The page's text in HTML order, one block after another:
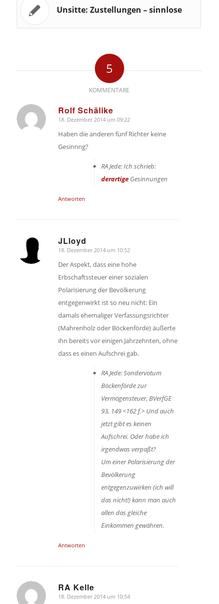
Unsitte: Zustellungen – sinnlose
5
KOMMENTARE
Rolf Schälike
sagte:
18. Dezember 2014 um 09:22
Haben die anderen fünf Richter keine
Gesinnng?
RA Jede: Ich schrieb:
derartigeGesinnungen
Antworten
JLloyd
sagte:
18. Dezember 2014 um 10:52
Der Aspekt, dass eine hohe
Erbschaftssteuer einer sozialen
Polarisierung der Bevölkerung
entgegenwirkt ist so neu nicht: Ein
damals ehemaliger Verfassungsrichter
(Mahrenholz oder Böckenförde) äußerte
ihn bereits vor einigen Jahrzehnten, ohne
dass es einen Aufschrei gab.
RA Jede: Sondervotum
Böckenförde zur
Vermögensteuer, BVerfGE
93, 149 <162 f.> Und auch
jetzt gibt es keinen
Aufschrei. Oder habe ich
irgendwas verpaßt?
Um einer Polarisierung der
Bevölkerung
entgegenzuwirken (ich will
das nicht!) kann man auch
allen das gleiche
Einkommen gewähren.
Antworten
RA Kelle
sagte:
18. Dezember 2014 um 10:54